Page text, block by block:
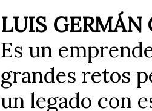
LUIS GERMÁN
Es un
grandes retos
un legado con